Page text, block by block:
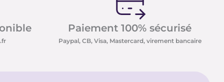
Paiement 100% sécurisé
Paypal, CB, Visa, Mastercard, virement bancaire